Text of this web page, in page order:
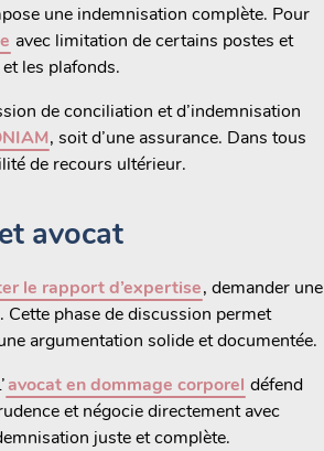
une indemnisation complète. Pour
avec limitation de certains postes et
les plafonds.
de conciliation et d’indemnisation
, soit d’une assurance. Dans tous
de recours ultérieur.
avocat
le rapport d’expertise, demander une
phase de discussion permet
argumentation solide et documentée.
avocat en dommage corporel défend
et négocie directement avec
juste et complète.